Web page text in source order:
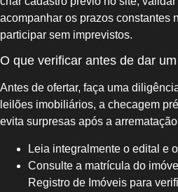
acompanhar os prazos constantes
participar sem imprevistos.
O que verificar antes de dar
Antes de ofertar, faça uma
leilões imobiliários, a checagem
evita surpresas após a
Leia integralmente o edital e
Consulte a matrícula do
Registro de Imóveis para